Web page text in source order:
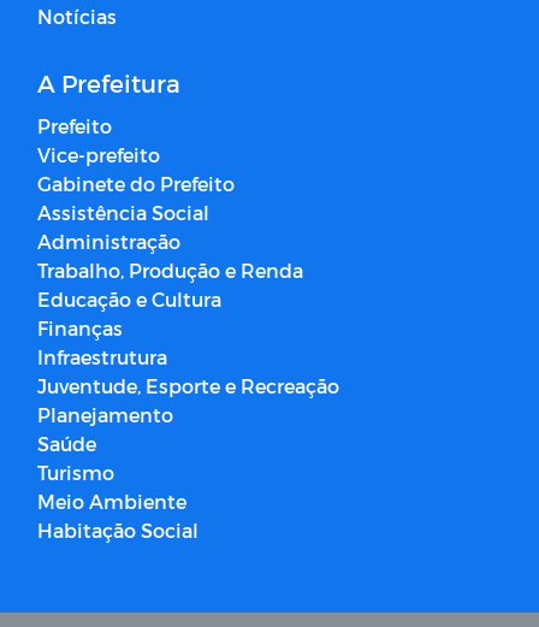
Notícias
A Prefeitura
Prefeito
Vice-prefeito
Gabinete do Prefeito
Assistência Social
Administração
Trabalho, Produção e Renda
Educação e Cultura
Finanças
Infraestrutura
Juventude, Esporte e Recreação
Planejamento
Saúde
Turismo
Meio Ambiente
Habitação Social